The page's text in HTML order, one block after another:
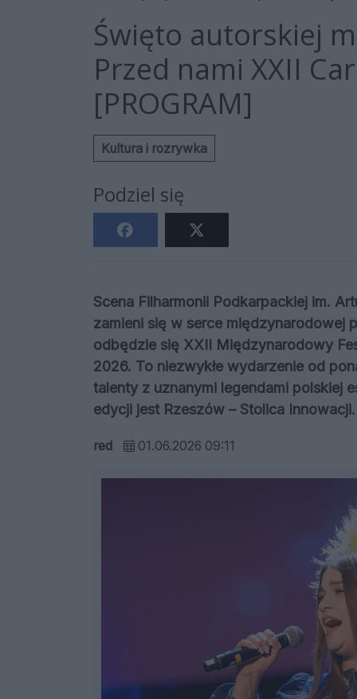
Święto autorskiej
Przed nami XXII
[PROGRAM]
Kultura i rozrywka
Podziel się
Scena Filharmonii Podkarpackiej im.
zamieni się w serce międzynarodowej
odbędzie się XXII Międzynarodowy
2026. To niezwykłe wydarzenie od
talenty z uznanymi legendami polskiej
edycji jest Rzeszów – Stolica Innowacji.
red 01.06.2026 09:11